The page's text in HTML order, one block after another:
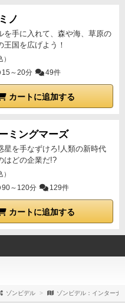
ノ
を手に入れて、森や海、草原の
王国を広げよう！
）
15～20分 49件
カートに追加する
ミングマーズ
星を手なずけろ!人類の新時代
はどの企業だ!?
）
90～120分 129件
カートに追加する
ゾンビデル ゾンビデル：インターナ